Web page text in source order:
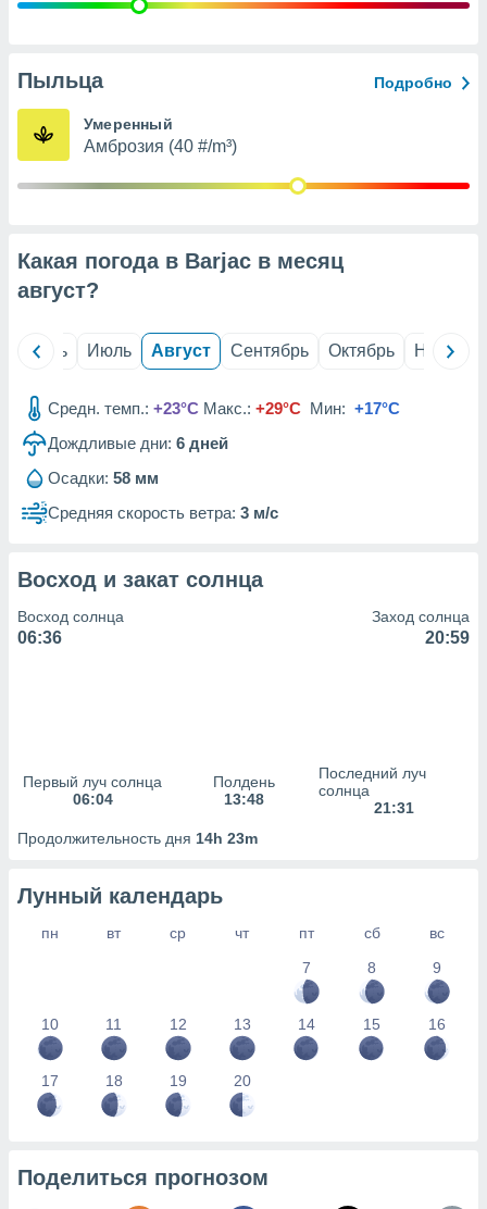
рекламы
сведения
1199
Пыльца Подробно
Умеренный
Амброзия (40 #/m³)
Какая погода в Barjac в месяц
август?
Июнь Июль Август Сентябрь Октябрь Ноябрь
Средн. темп.: +23°C Макс.: +29°C Мин: +17°C
Дождливые дни: 6 дней
Осадки: 58 мм
Средняя скорость ветра: 3 м/с
Восход и закат солнца
Восход солнца
06:36
Заход солнца
20:59
Первый луч солнца
06:04
Полдень
13:48
Последний луч
солнца
21:31
Продолжительность дня 14h 23m
Лунный календарь
пн вт ср чт пт сб
вс
7
8 9
10 11 12 13 14 15 16
17 18 19 20
Поделиться прогнозом